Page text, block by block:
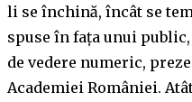
li se închină, încât se
spuse în fața unui
de vedere numeric,
Academiei României.